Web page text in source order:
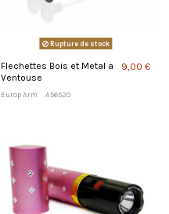
Rupture de stock
Flechettes Bois et Metal a
Ventouse
Europ Arm A56520
9,00 €